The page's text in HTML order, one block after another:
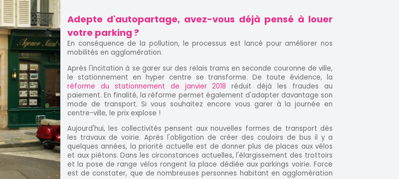
Adepte d'autopartage, avez-vous déjà pensé à louer
votre parking ?
En conséquence de la pollution, le processus est lancé pour améliorer nos
mobilités en agglomération.
Après l'incitation à se garer sur des relais trams en seconde couronne de ville,
le stationnement en hyper centre se transforme. De toute évidence, la
réforme du stationnement de janvier 2018 réduit déjà les fraudes au
paiement. En finalité, la réforme permet également d'adapter davantage son
mode de transport. Si vous souhaitez encore vous garer à la journée en
centre-ville, le prix explose !
Aujourd'hui, les collectivités pensent aux nouvelles formes de transport dès
les travaux de voirie. Après l'obligation de créer des couloirs de bus il y a
quelques années, la priorité actuelle est de donner plus de places aux vélos
et aux piétons. Dans les circonstances actuelles, l'élargissement des trottoirs
et la pose de range vélos rongent la place dédiée aux parkings voirie. Force
est de constater, que de nombreuses personnes habitant en agglomération